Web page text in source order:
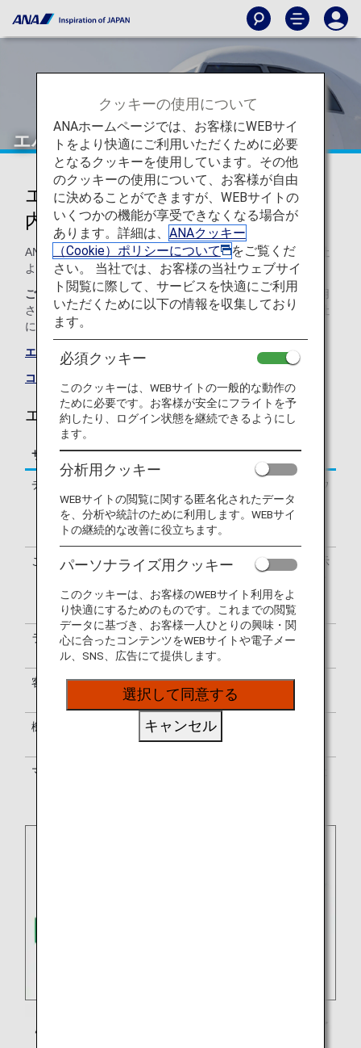
エバー航空（BR）
エバー航空のコードシェアのご案
内
ANAとのコードシェア便のサービスは以下のとおり運航会社
より提供されます。
ご注意コードシェア便は通例、運航会社の規約や条件が適用
されます。詳細については、ご予約時、もしくは各運航会社
に直接お問い合わせください。
エバー航空のサイト
コードシェア便一覧
エバー航空（BR）のフライトのご案内
サービス 説明
チェックイン
エバー航空（BR）のチェックインカウ
ンターでの手続きとなります。出発タ
ーミナルはお客様のeチケットでご確
認ください。
ご利用便名の確認
搭乗券はエバー航空便名（BR）で表示
BR両便名またはBR便名のみで表示さ
れます。
ラウンジのご利用 ラウンジのご利用についてはラウンジ
のご案内をご覧ください。
客室乗務員
エバー航空の客室乗務員が乗務しま
す。
機内サービス
エバー航空のサービス基準に準じま
す。
マイル積算
クッキーの使用について
ANAホームページでは、お客様にWEBサイ
トをより快適にご利用いただくために必要
となるクッキーを使用しています。その他
のクッキーの使用について、お客様が自由
に決めることができますが、WEBサイトの
いくつかの機能が享受できなくなる場合が
あります。詳細は、 ANAクッキー
（Cookie）ポリシーについて
をご覧くだ
さい。 当社では、お客様の当社ウェブサイ
ト閲覧に際して、サービスを快適にご利用
いただくために以下の情報を収集しており
ます。
必須クッキー
このクッキーは、WEBサイトの一般的な動作の
ために必要です。お客様が安全にフライトを予
約したり、ログイン状態を継続できるようにし
ます。
分析用クッキー
WEBサイトの閲覧に関する匿名化されたデータ
を、分析や統計のために利用します。WEBサイ
トの継続的な改善に役立ちます。
パーソナライズ用クッキー
このクッキーは、お客様のWEBサイト利用をよ
り快適にするためのものです。これまでの閲覧
データに基づき、お客様一人ひとりの興味・関
心に合ったコンテンツをWEBサイトや電子メー
ル、SNS、広告にて提供します。
選択して同意する
キャンセル